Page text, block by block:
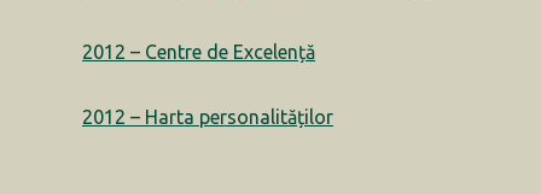
2012 – Centre de Excelență
2012 – Harta personalităților